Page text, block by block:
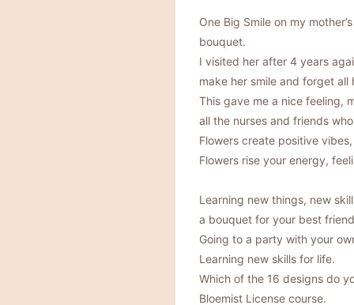
One Big Smile on my
bouquet.
I visited her after 4 years
make her smile and forget all
This gave me a nice feeling,
all the nurses and friends
Flowers create positive
Flowers rise your energy,
Learning new things, new
a bouquet for your best
Going to a party with your
Learning new skills for life.
Which of the 16 designs do
Bloemist License course.